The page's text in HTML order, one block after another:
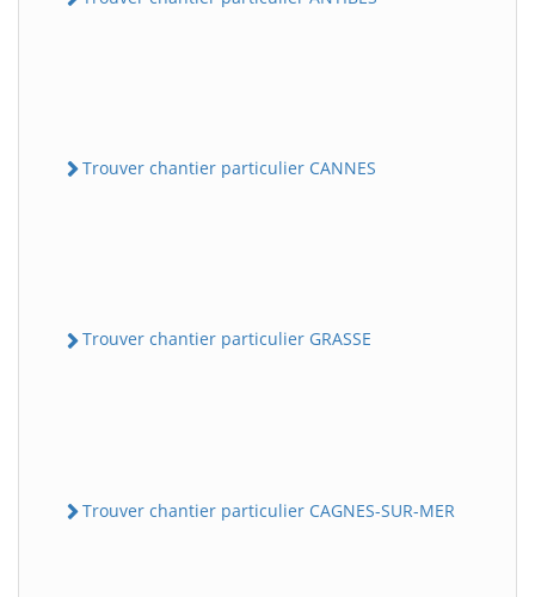
Trouver chantier particulier CANNES
Trouver chantier particulier GRASSE
Trouver chantier particulier CAGNES-SUR-MER